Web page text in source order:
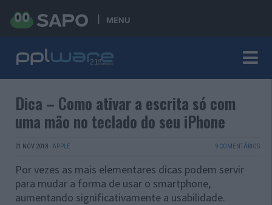
MENU
Dica – Como ativar a escrita só com
uma mão no teclado do seu iPhone
01 NOV 2018 · APPLE 9 COMENTÁRIOS
Por vezes as mais elementares dicas podem servir
para mudar a forma de usar o smartphone,
aumentando significativamente a usabilidade.